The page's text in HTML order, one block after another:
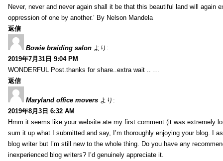
Never, never and never again shall it be that this beautiful land will again
oppression of one by another.’ By Nelson Mandela
返信
Bowie braiding salon より:
2019年7月31日 9:04 PM
WONDERFUL Post.thanks for share..extra wait .. …
返信
Maryland office movers より:
2019年8月3日 6:32 AM
Hmm it seems like your website ate my first comment (it was extremely
sum it up what I submitted and say, I’m thoroughly enjoying your blog. I
blog writer but I’m still new to the whole thing. Do you have any
inexperienced blog writers? I’d genuinely appreciate it.